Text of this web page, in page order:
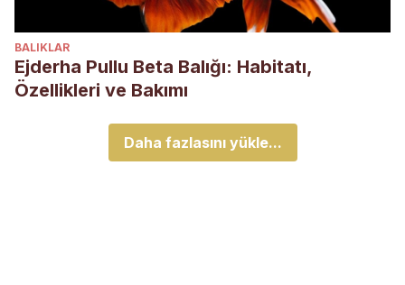
BALIKLAR
Ejderha Pullu Beta Balığı: Habitatı,
Özellikleri ve Bakımı
Daha fazlasını yükle...